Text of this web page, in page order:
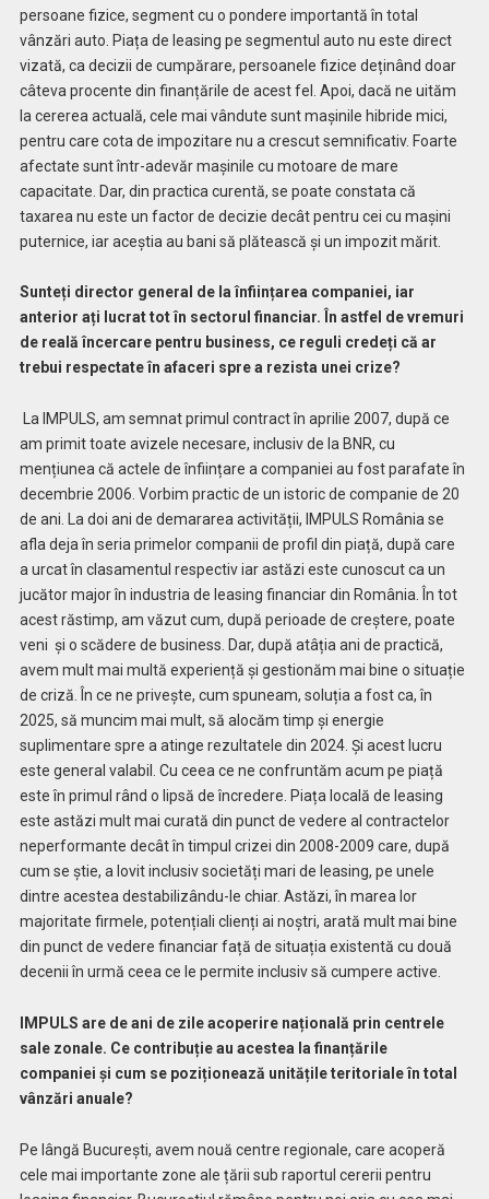
persoane fizice, segment cu o pondere importantă în total
vânzări auto. Piața de leasing pe segmentul auto nu este direct
vizată, ca decizii de cumpărare, persoanele fizice deținând doar
câteva procente din finanțările de acest fel. Apoi, dacă ne uităm
la cererea actuală, cele mai vândute sunt mașinile hibride mici,
pentru care cota de impozitare nu a crescut semnificativ. Foarte
afectate sunt într-adevăr mașinile cu motoare de mare
capacitate. Dar, din practica curentă, se poate constata că
taxarea nu este un factor de decizie decât pentru cei cu mașini
puternice, iar aceștia au bani să plătească și un impozit mărit.
Sunteți director general de la înființarea companiei, iar
anterior ați lucrat tot în sectorul financiar. În astfel de vremuri
de reală încercare pentru business, ce reguli credeți că ar
trebui respectate în afaceri spre a rezista unei crize?
La IMPULS, am semnat primul contract în aprilie 2007, după ce
am primit toate avizele necesare, inclusiv de la BNR, cu
mențiunea că actele de înființare a companiei au fost parafate în
decembrie 2006. Vorbim practic de un istoric de companie de 20
de ani. La doi ani de demararea activității, IMPULS România se
afla deja în seria primelor companii de profil din piață, după care
a urcat în clasamentul respectiv iar astăzi este cunoscut ca un
jucător major în industria de leasing financiar din România. În tot
acest răstimp, am văzut cum, după perioade de creștere, poate
veni și o scădere de business. Dar, după atâția ani de practică,
avem mult mai multă experiență și gestionăm mai bine o situație
de criză. În ce ne privește, cum spuneam, soluția a fost ca, în
2025, să muncim mai mult, să alocăm timp și energie
suplimentare spre a atinge rezultatele din 2024. Și acest lucru
este general valabil. Cu ceea ce ne confruntăm acum pe piață
este în primul rând o lipsă de încredere. Piața locală de leasing
este astăzi mult mai curată din punct de vedere al contractelor
neperformante decât în timpul crizei din 2008-2009 care, după
cum se știe, a lovit inclusiv societăți mari de leasing, pe unele
dintre acestea destabilizându-le chiar. Astăzi, în marea lor
majoritate firmele, potențiali clienți ai noștri, arată mult mai bine
din punct de vedere financiar față de situația existentă cu două
decenii în urmă ceea ce le permite inclusiv să cumpere active.
IMPULS are de ani de zile acoperire națională prin centrele
sale zonale. Ce contribuție au acestea la finanțările
companiei și cum se poziționează unitățile teritoriale în total
vânzări anuale?
Pe lângă București, avem nouă centre regionale, care acoperă
cele mai importante zone ale țării sub raportul cererii pentru